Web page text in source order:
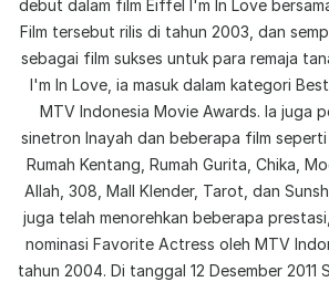
debut dalam film Eiffel I'm In Love
Film tersebut rilis di tahun 2003, dan
sebagai film sukses untuk para remaja
I'm In Love, ia masuk dalam kategori
MTV Indonesia Movie Awards. Ia juga
sinetron Inayah dan beberapa film
Rumah Kentang, Rumah Gurita, Chika,
Allah, 308, Mall Klender, Tarot, dan
juga telah menorehkan beberapa
nominasi Favorite Actress oleh MTV
tahun 2004. Di tanggal 12 Desember 2011